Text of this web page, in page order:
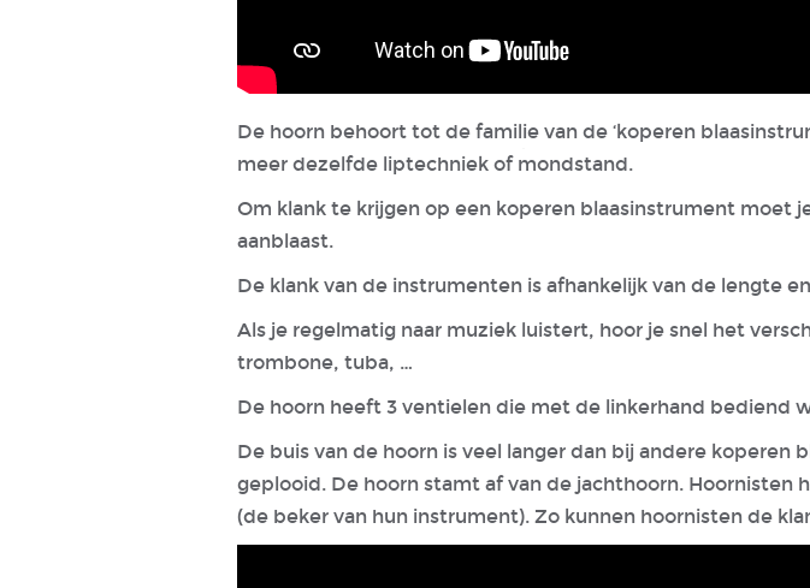
De hoorn behoort tot de familie van de ‘koperen
meer dezelfde liptechniek of mondstand.
Om klank te krijgen op een koperen blaasinstrument moet
aanblaast.
De klank van de instrumenten is afhankelijk van de lengte
Als je regelmatig naar muziek luistert, hoor je snel het
trombone, tuba, …
De hoorn heeft 3 ventielen die met de linkerhand bediend
De buis van de hoorn is veel langer dan bij andere koperen
geplooid. De hoorn stamt af van de jachthoorn.
(de beker van hun instrument). Zo kunnen hoornisten de